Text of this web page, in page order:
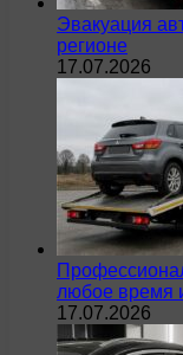
Эвакуация
регионе
17.07.2026
любое время
17.07.2026